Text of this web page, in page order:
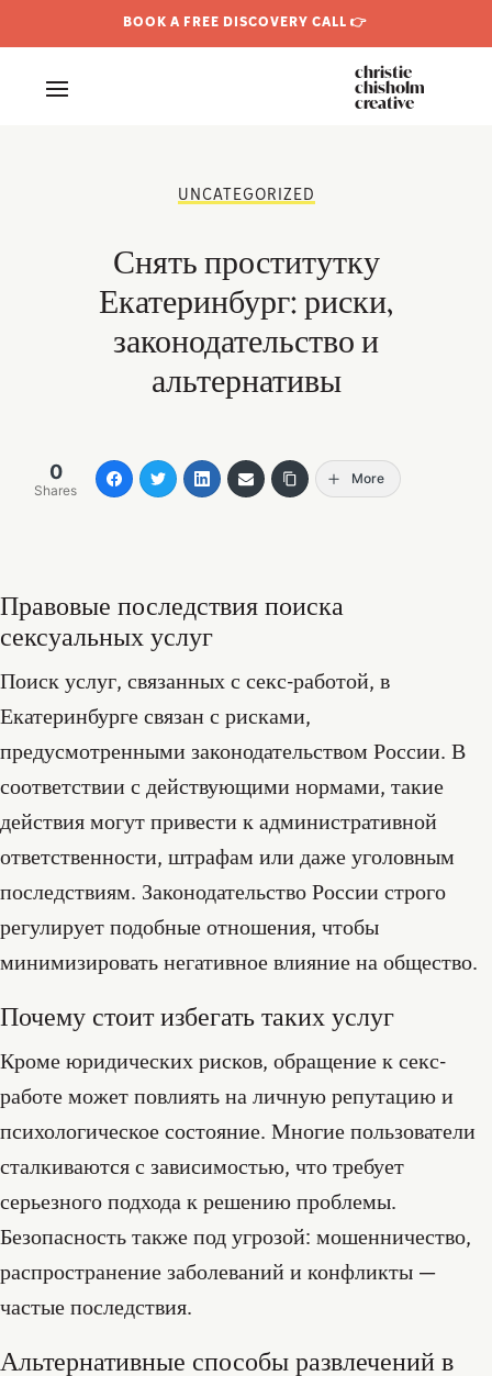
BOOK A FREE DISCOVERY CALL 👉
christie
chisholm
creative
UNCATEGORIZED
Снять проститутку
Екатеринбург: риски,
законодательство и
альтернативы
0
Shares
More
Правовые последствия поиска
сексуальных услуг
Поиск услуг, связанных с секс-работой, в
Екатеринбурге связан с рисками,
предусмотренными законодательством России. В
соответствии с действующими нормами, такие
действия могут привести к административной
ответственности, штрафам или даже уголовным
последствиям. Законодательство России строго
регулирует подобные отношения, чтобы
минимизировать негативное влияние на общество.
Почему стоит избегать таких услуг
Кроме юридических рисков, обращение к секс-
работе может повлиять на личную репутацию и
психологическое состояние. Многие пользователи
сталкиваются с зависимостью, что требует
серьезного подхода к решению проблемы.
Безопасность также под угрозой: мошенничество,
распространение заболеваний и конфликты —
частые последствия.
Альтернативные способы развлечений в